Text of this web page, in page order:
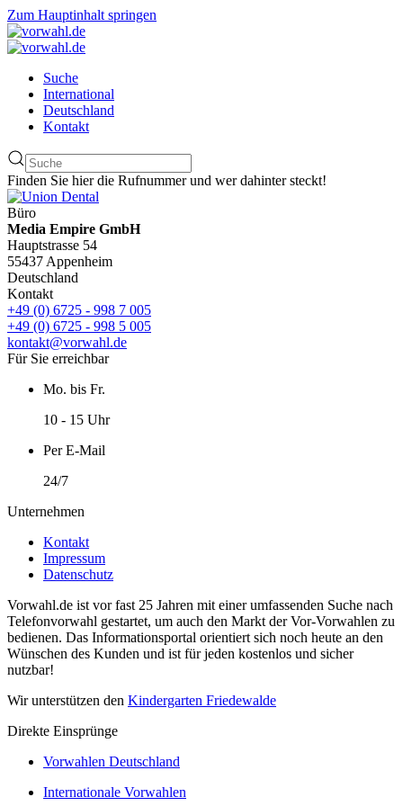
Zum Hauptinhalt springen
Suche
International
Deutschland
Kontakt
Finden Sie hier die Rufnummer und wer dahinter steckt!
Büro
Media Empire GmbH
Hauptstrasse 54
55437 Appenheim
Deutschland
Kontakt
+49 (0) 6725 - 998 7 005
+49 (0) 6725 - 998 5 005
kontakt@vorwahl.de
Für Sie erreichbar
Mo. bis Fr.
10 - 15 Uhr
Per E-Mail
24/7
Unternehmen
Kontakt
Impressum
Datenschutz
Vorwahl.de ist vor fast 25 Jahren mit einer umfassenden Suche nach
Telefonvorwahl gestartet, um auch den Markt der Vor-Vorwahlen zu
bedienen. Das Informationsportal orientiert sich noch heute an den
Wünschen des Kunden und ist für jeden kostenlos und sicher
nutzbar!
Wir unterstützen den Kindergarten Friedewalde
Direkte Einsprünge
Vorwahlen Deutschland
Internationale Vorwahlen